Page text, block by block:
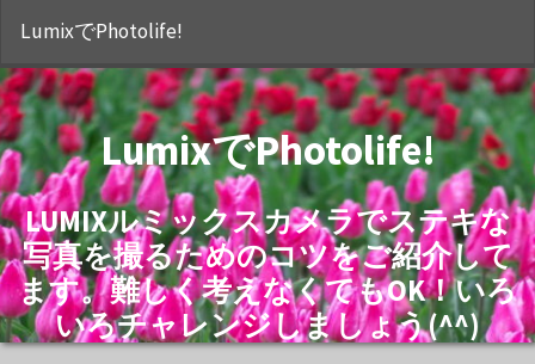
LumixでPhotolife!
LumixでPhotolife!
LUMIXルミックスカメラでステキな
写真を撮るためのコツをご紹介して
ます。難しく考えなくてもOK！いろ
いろチャレンジしましょう(^^)